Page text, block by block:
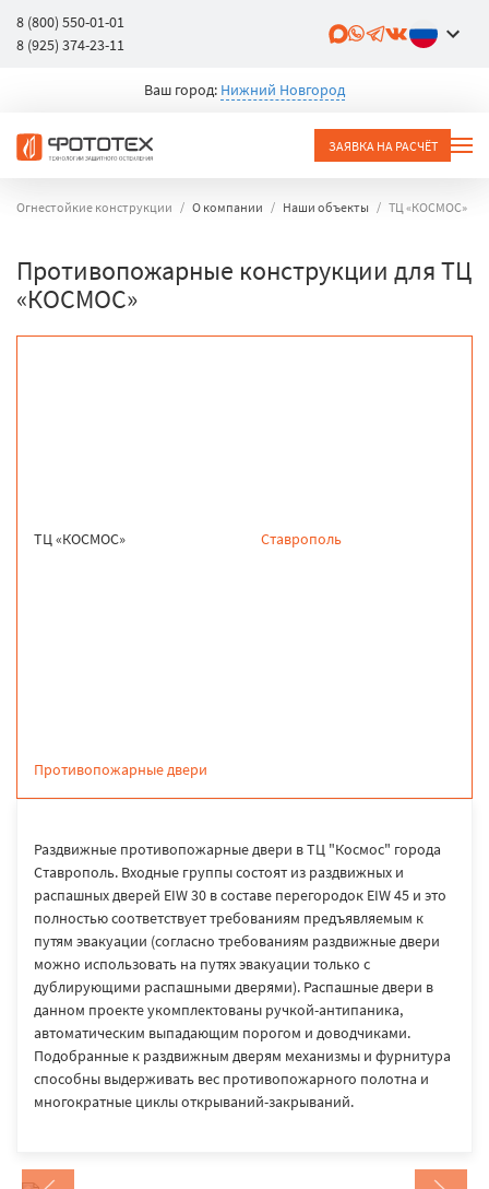
8 (800) 550-01-01
8 (925) 374-23-11
Ваш город: Нижний Новгород
ЗАЯВКА НА РАСЧЁТ
Огнестойкие конструкции О компании Наши объекты ТЦ «КОСМОС»
Противопожарные конструкции для ТЦ
«КОСМОС»
ТЦ «КОСМОС» Ставрополь
Противопожарные двери
Раздвижные противопожарные двери в ТЦ "Космос" города
Ставрополь. Входные группы состоят из раздвижных и
распашных дверей EIW 30 в составе перегородок EIW 45 и это
полностью соответствует требованиям предъявляемым к
путям эвакуации (согласно требованиям раздвижные двери
можно использовать на путях эвакуации только с
дублирующими распашными дверями). Распашные двери в
данном проекте укомплектованы ручкой-антипаника,
автоматическим выпадающим порогом и доводчиками.
Подобранные к раздвижным дверям механизмы и фурнитура
способны выдерживать вес противопожарного полотна и
многократные циклы открываний-закрываний.